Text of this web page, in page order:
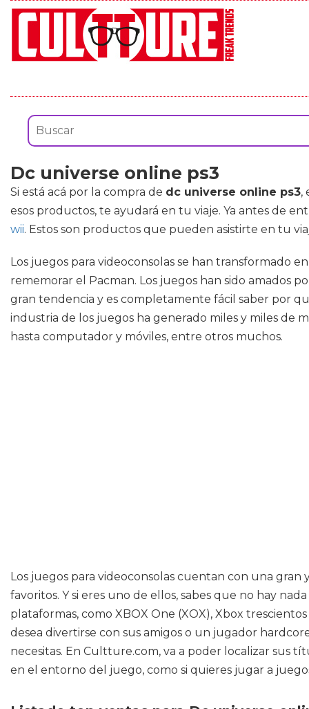
Dc universe online ps3
Si está acá por la compra de dc universe online ps3,
esos productos, te ayudará en tu viaje. Ya antes de
wii. Estos son productos que pueden asistirte en tu
Los juegos para videoconsolas se han transformado
rememorar el Pacman. Los juegos han sido amados
gran tendencia y es completamente fácil saber por
industria de los juegos ha generado miles y miles de
hasta computador y móviles, entre otros muchos.
Los juegos para videoconsolas cuentan con una
favoritos. Y si eres uno de ellos, sabes que no hay
plataformas, como XBOX One (XOX), Xbox
desea divertirse con sus amigos o un jugador
necesitas. En Cultture.com, va a poder localizar sus
en el entorno del juego, como si quieres jugar a